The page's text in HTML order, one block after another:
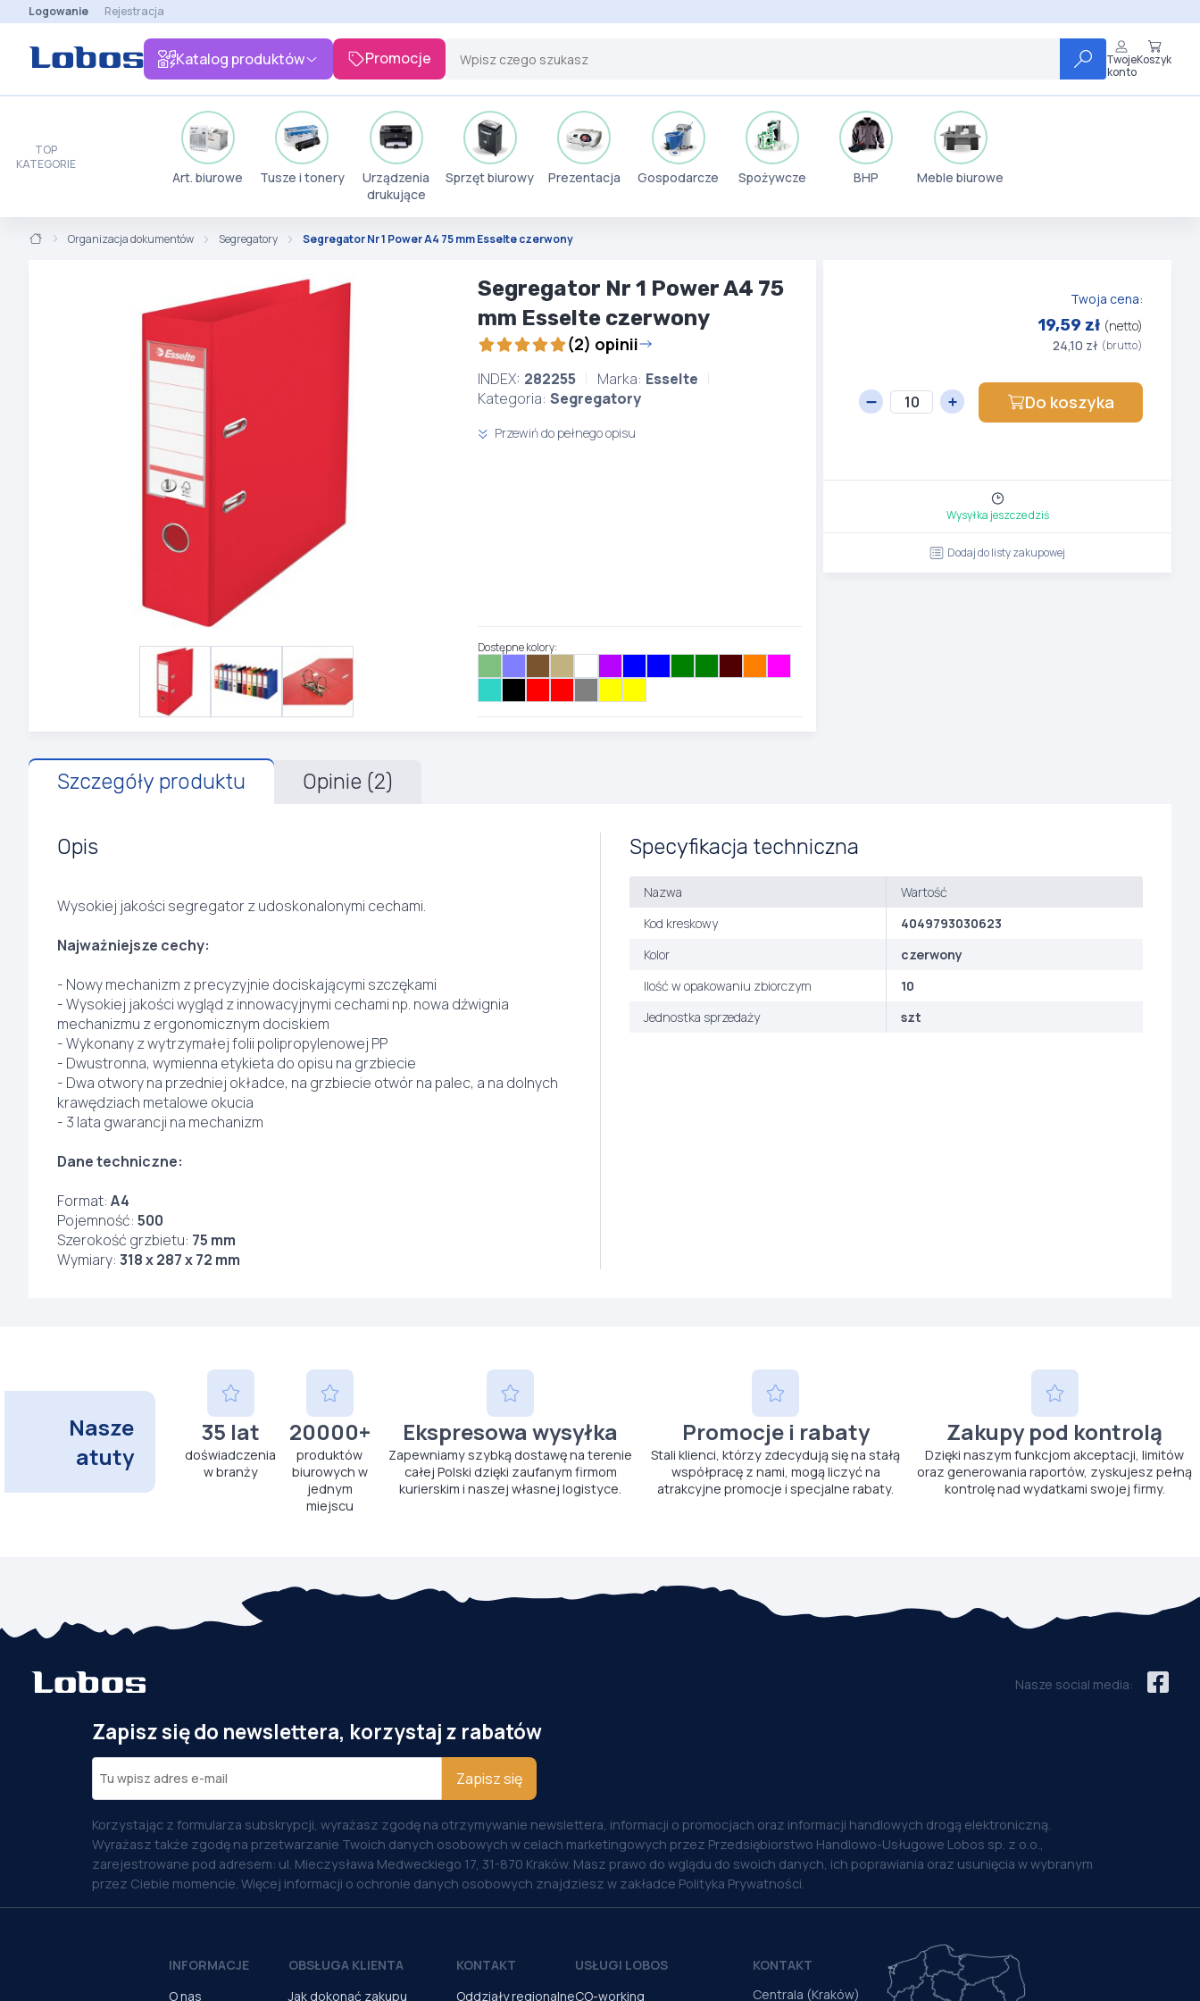
Logowanie Rejestracja
Katalog produktów Promocje
Twoje
konto
Koszyk
TOP
KATEGORIE
Art. biurowe Tusze i tonery
Urządzenia
drukujące
Sprzęt biurowy Prezentacja Gospodarcze Spożywcze BHP Meble biurowe
Organizacja dokumentów Segregatory Segregator Nr 1 Power A4 75 mm Esselte czerwony
Segregator Nr 1 Power A4 75
mm Esselte czerwony
(2) opinii
INDEX: 282255 Marka: Esselte
Kategoria: Segregatory
Przewiń do pełnego opisu
Dostępne kolory:
Twoja cena:
19,59 zł (netto)
24,10 zł (brutto)
Do koszyka
Wysyłka jeszcze dziś
Dodaj do listy zakupowej
Szczegóły produktu Opinie (2)
Opis
Wysokiej jakości segregator z udoskonalonymi cechami.
Najważniejsze cechy:
- Nowy mechanizm z precyzyjnie dociskającymi szczękami
- Wysokiej jakości wygląd z innowacyjnymi cechami np. nowa dźwignia
mechanizmu z ergonomicznym dociskiem
- Wykonany z wytrzymałej folii polipropylenowej PP
- Dwustronna, wymienna etykieta do opisu na grzbiecie
- Dwa otwory na przedniej okładce, na grzbiecie otwór na palec, a na dolnych
krawędziach metalowe okucia
- 3 lata gwarancji na mechanizm
Dane techniczne:
Format: A4
Pojemność: 500
Szerokość grzbietu: 75 mm
Wymiary: 318 x 287 x 72 mm
Specyfikacja techniczna
Nazwa
Wartość
Kod kreskowy
4049793030623
Kolor
czerwony
Ilość w opakowaniu zbiorczym
10
Jednostka sprzedaży
szt
Nasze
atuty
35 lat
doświadczenia
w branży
20000+
produktów
biurowych w
jednym
miejscu
Ekspresowa wysyłka
Zapewniamy szybką dostawę na terenie
całej Polski dzięki zaufanym firmom
kurierskim i naszej własnej logistyce.
Promocje i rabaty
Stali klienci, którzy zdecydują się na stałą
współpracę z nami, mogą liczyć na
atrakcyjne promocje i specjalne rabaty.
Zakupy pod kontrolą
Dzięki naszym funkcjom akceptacji, limitów
oraz generowania raportów, zyskujesz pełną
kontrolę nad wydatkami swojej firmy.
Nasze social media:
Zapisz się do newslettera, korzystaj z rabatów
Zapisz się
Korzystając z formularza subskrypcji, wyrażasz zgodę na otrzymywanie newslettera, informacji o promocjach oraz informacji handlowych drogą elektroniczną.
Wyrażasz także zgodę na przetwarzanie Twoich danych osobowych w celach marketingowych przez Przedsiębiorstwo Handlowo-Usługowe Lobos sp. z o.o.,
zarejestrowane pod adresem: ul. Mieczysława Medweckiego 17, 31-870 Kraków. Masz prawo do wglądu do swoich danych, ich poprawiania oraz usunięcia w wybranym
przez Ciebie momencie. Więcej informacji o ochronie danych osobowych znajdziesz w zakładce Polityka Prywatności.
INFORMACJE
O nas
OBSŁUGA KLIENTA
Jak dokonać zakupu
KONTAKT
Oddziały regionalne
USŁUGI LOBOS
CO-working
KONTAKT
Centrala (Kraków)